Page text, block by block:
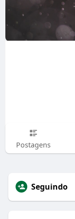
Postagens
Seguindo